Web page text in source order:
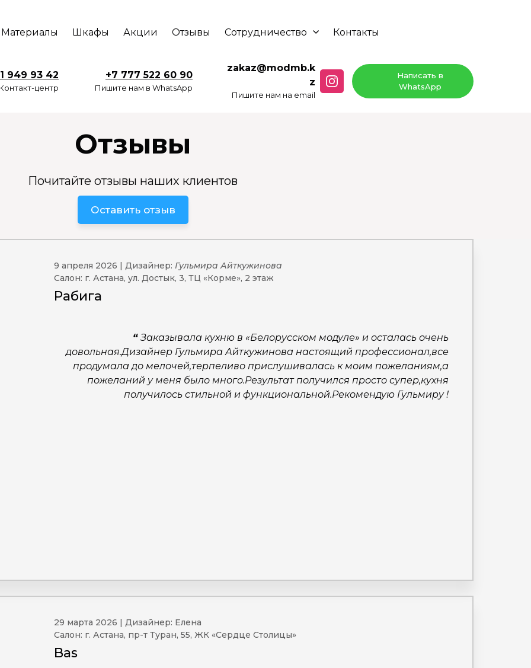
Материалы Шкафы Акции Отзывы Сотрудничество Контакты
949 93 42
Контакт-центр
+7 777 522 60 90
Пишите нам в WhatsApp
zakaz@modmb.k
z
Пишите нам на email
Написать в
WhatsApp
Отзывы
Почитайте отзывы наших клиентов
Оставить отзыв
9 апреля 2026 | Дизайнер: Гульмира Айткужинова
Салон: г. Астана, ул. Достык, 3, ТЦ «Корме», 2 этаж
Рабига
“Заказывала кухню в «Белорусском модуле» и осталась очень
довольная.Дизайнер Гульмира Айткужинова настоящий профессионал,все
продумала до мелочей,терпеливо прислушивалась к моим пожеланиям,а
пожеланий у меня было много.Результат получился просто супер,кухня
получилось стильной и функциональной.Рекомендую Гульмиру !
29 марта 2026 | Дизайнер: Елена
Салон: г. Астана, пр-т Туран, 55, ЖК «Сердце Столицы»
Bas